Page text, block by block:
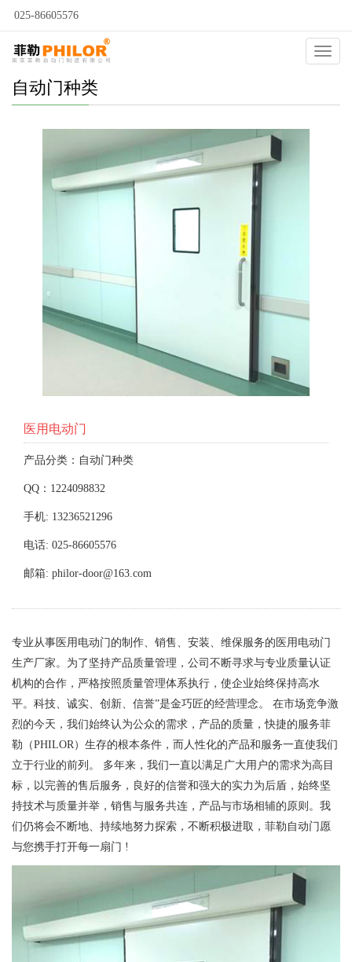
025-86605576
自动门种类
医用电动门
产品分类：自动门种类
QQ：1224098832
手机: 13236521296
电话: 025-86605576
邮箱: philor-door@163.com
专业从事医用电动门的制作、销售、安装、维保服务的医用电动门
生产厂家。为了坚持产品质量管理，公司不断寻求与专业质量认证
机构的合作，严格按照质量管理体系执行，使企业始终保持高水
平。科技、诚实、创新、信誉”是金巧匠的经营理念。 在市场竞争激
烈的今天，我们始终认为公众的需求，产品的质量，快捷的服务菲
勒（PHILOR）生存的根本条件，而人性化的产品和服务一直使我们
立于行业的前列。 多年来，我们一直以满足广大用户的需求为高目
标，以完善的售后服务，良好的信誉和强大的实力为后盾，始终坚
持技术与质量并举，销售与服务共连，产品与市场相辅的原则。我
们仍将会不断地、持续地努力探索，不断积极进取，菲勒自动门愿
与您携手打开每一扇门 !